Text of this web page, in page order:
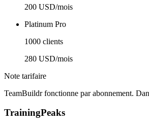
200 USD/mois
Platinum Pro
1000 clients
280 USD/mois
Note tarifaire
TeamBuildr fonctionne par abonnement.
TrainingPeaks